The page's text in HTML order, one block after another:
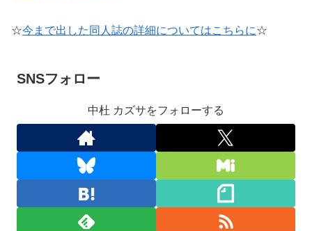
☆今まで出した同人誌の詳細についてはこちらに☆
SNSフォロー
中杜 カズサをフォローする